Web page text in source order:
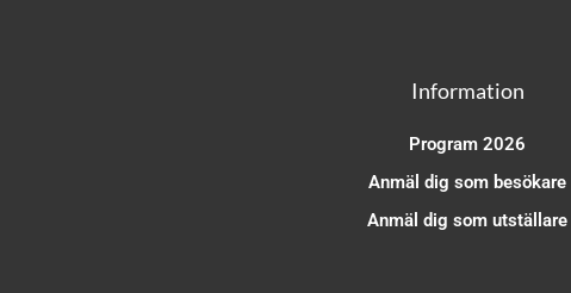
Information
Program 2026
Anmäl dig som besökare
Anmäl dig som utställare